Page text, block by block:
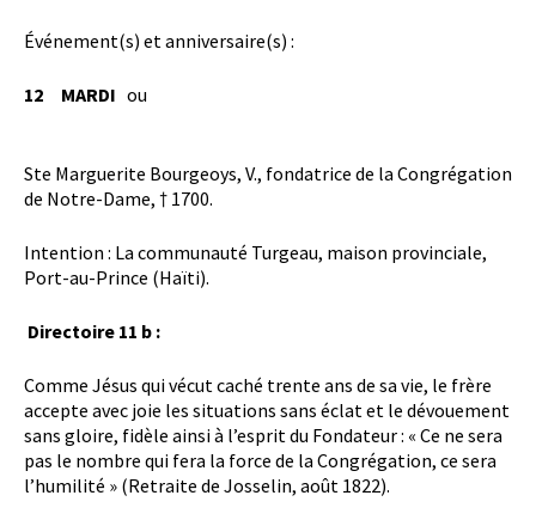
Événement(s) et anniversaire(s) :
12 MARDI ou
Ste Marguerite Bourgeoys, V., fondatrice de la Congrégation
de Notre-Dame, † 1700.
Intention : La communauté Turgeau, maison provinciale,
Port-au-Prince (Haïti).
Directoire 11 b :
Comme Jésus qui vécut caché trente ans de sa vie, le frère
accepte avec joie les situations sans éclat et le dévouement
sans gloire, fidèle ainsi à l’esprit du Fondateur : « Ce ne sera
pas le nombre qui fera la force de la Congrégation, ce sera
l’humilité » (Retraite de Josselin, août 1822).